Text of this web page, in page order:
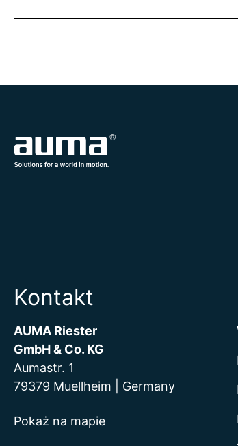
Kontakt
AUMA Riester
GmbH & Co. KG
Aumastr. 1
79379 Muellheim | Germany
Pokaż na mapie